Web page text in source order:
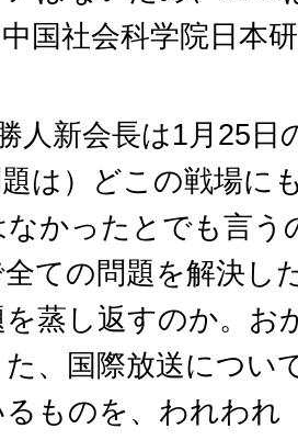
中国社会科学院日本
人新会長は1月25日
題は）どこの戦場に
かったとでも言う
ての問題を解決し
蒸し返すのか。お
、国際放送につい
ものを、われわれ